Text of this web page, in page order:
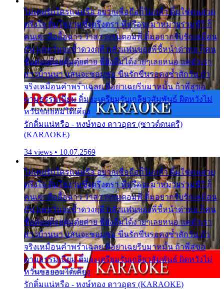
ไม่เคยรักใครแน่หรือ อยากเชื่อถือก็ไม่กล้า ติ๋มใช่คนสวย
ตรึงใจ ติ๋มใช่งามซึ้งตรึงตรา พี่หรือจะมาหมายร่วมชีวี ก็
คนเขาลืออื้อฉาว ว่าสาวๆรุมตอมพี่ ติ๋มอยากรับรักเหมือน
กัน แต่หวั่นจะช้ำดวงฤดี กลัวแฟนของพี่ชี้หน้าด่าทอ ก็คน
ชื่อต๋อยต้อยตุ้มตุ๋ยต่าย พี่ยังลืมได้ง่ายๆเลยหนอ แค่ตัวเรา
สาวบ้านนา แสนจะซอมซ่อ ขืนรักขืนรอคงช้ำสักวัน ถ้า
จริงเหมือนคำพร่ำเฉลย พี่อย่าเฉยรีบมาหมั้น ถ้าพี่สู่ขอ
ตามธรรมเนียม ติ๋มจะเตรียมรับเกลียวสัมพันธ์ ผิดหวังไม่
หวั่นขอยอมได้เคียง
รักติ๋มแน่หรือ - หงษ์ทอง ดาวอุดร (ซาวด์ดนตรี)
(KARAOKE)
34 views • 10.07.2569
ไม่เคยรักใครแน่หรือ อยากเชื่อถือก็ไม่กล้า ติ๋มใช่คนสวย
ตรึงใจ ติ๋มใช่งามซึ้งตรึงตรา พี่หรือจะมาหมายร่วมชีวี ก็
คนเขาลืออื้อฉาว ว่าสาวๆรุมตอมพี่ ติ๋มอยากรับรักเหมือน
กัน แต่หวั่นจะช้ำดวงฤดี กลัวแฟนของพี่ชี้หน้าด่าทอ ก็คน
ชื่อต๋อยต้อยตุ้มตุ๋ยต่าย พี่ยังลืมได้ง่ายๆเลยหนอ แค่ตัวเรา
สาวบ้านนา แสนจะซอมซ่อ ขืนรักขืนรอคงช้ำสักวัน ถ้า
จริงเหมือนคำพร่ำเฉลย พี่อย่าเฉยรีบมาหมั้น ถ้าพี่สู่ขอ
ตามธรรมเนียม ติ๋มจะเตรียมรับเกลียวสัมพันธ์ ผิดหวังไม่
หวั่นขอยอมได้เคียง
รักติ๋มแน่หรือ - หงษ์ทอง ดาวอุดร (KARAOKE)